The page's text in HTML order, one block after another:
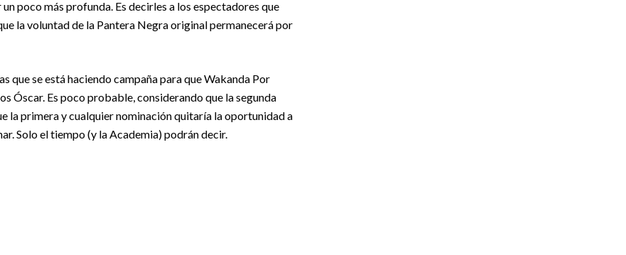
poco más profunda. Es decirles a los espectadores que
la voluntad de la Pantera Negra original permanecerá por
que se está haciendo campaña para que Wakanda Por
Óscar. Es poco probable, considerando que la segunda
la primera y cualquier nominación quitaría la oportunidad a
Solo el tiempo (y la Academia) podrán decir.